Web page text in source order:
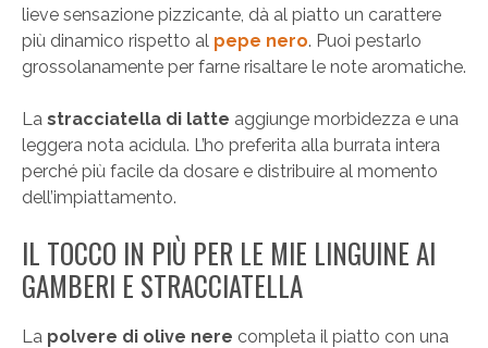
lieve sensazione pizzicante, dà al piatto un carattere
più dinamico rispetto al pepe nero. Puoi pestarlo
grossolanamente per farne risaltare le note aromatiche.
La stracciatella di latte aggiunge morbidezza e una
leggera nota acidula. L’ho preferita alla burrata intera
perché più facile da dosare e distribuire al momento
dell’impiattamento.
IL TOCCO IN PIÙ PER LE MIE LINGUINE AI
GAMBERI E STRACCIATELLA
La polvere di olive nere completa il piatto con una